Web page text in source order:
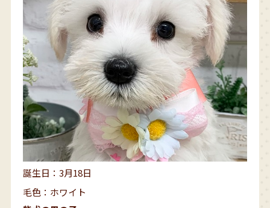
誕生日：3月18日
毛色：ホワイト